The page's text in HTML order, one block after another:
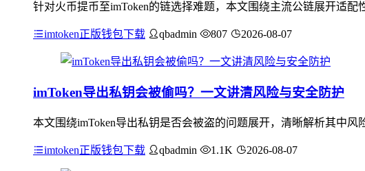
针对火币提币至imToken的链选择难题，本文围绕主流公链展开适
imtoken正版钱包下载 qbadmin 807 2026-08-07
imToken导出私钥会被偷吗？一文讲清风险与安全防护
本文围绕imToken导出私钥是否会被盗的问题展开，清晰解析其中
imtoken正版钱包下载 qbadmin 1.1K 2026-08-07